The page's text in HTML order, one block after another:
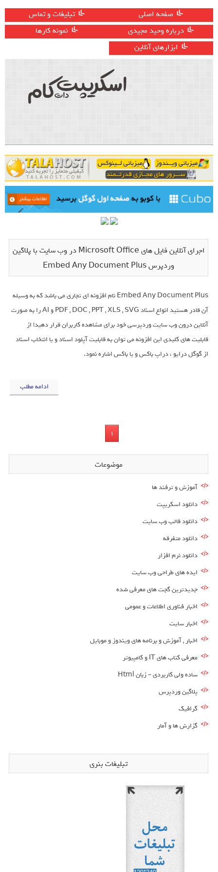
صفحه اصلی
تبلیغات و تماس
درباره وحید مجیدی
نمونه کارها
ابزارهای آنلاین
اجرای آنلاین فایل های Microsoft Office در وب سایت با پلاگین
وردپرس Embed Any Document Plus
Embed Any Document Plus نام افزونه ای تجاری می باشد که به وسیله
آن قادر هستید انواع اسناد PDF , DOC , PPT , XLS , SVG و AI را به صورت
آنلاین درون وب سایت وردپرسی خود برای مشاهده کاربران قرار دهید! از
قابلیت های کلیدی این افزونه می توان به قابلیت آپلود اسناد و یا انتخاب اسناد
از گوگل درایو ، دراپ باکس و یا باکس اشاره نمود.
ادامه مطلب
1
موضوعات
آموزش و ترفند ها
دانلود اسکریپت
دانلود قالب وب سایت
دانلود متفرقه
دانلود نرم افزار
ایده های طراحی وب سایت
جدیدترین گجت های معرفی شده
اخبار فناوری اطلاعات و عمومی
اخبار سایت
اخبار , آموزش و برنامه های ویندوز و موبایل
معرفی کتاب های IT و کامپیوتر
ساده ولی کاربردی – زبان Html
پلاگین وردپرس
گرافیک
گزارش ها و آمار
تبلیغات بنری